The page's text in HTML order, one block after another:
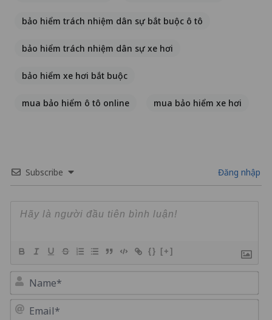
bảo hiểm trách nhiệm dân sự bắt buộc ô tô
bảo hiểm trách nhiệm dân sự xe hơi
bảo hiểm xe hơi bắt buộc
mua bảo hiểm ô tô online mua bảo hiểm xe hơi
Subscribe Đăng nhập
{} [+]